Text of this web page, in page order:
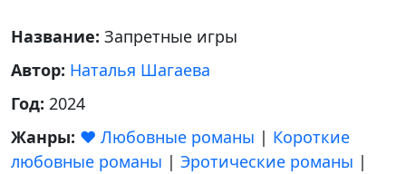
Название: Запретные игры
Автор: Наталья Шагаева
Год: 2024
Жанры: ❤️ Любовные романы | Короткие
любовные романы | Эротические романы |